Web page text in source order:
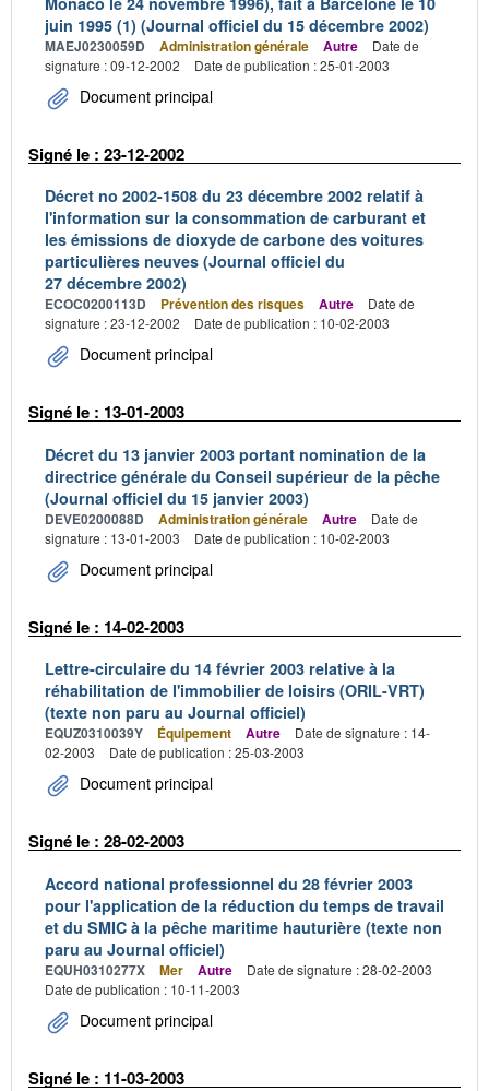
juin 1995 (1) (Journal officiel du 15 décembre 2002)
MAEJ0230059D Administration générale Autre
Date de
signature : 09-12-2002
Date de publication : 25-01-2003
Document principal
Signé le : 23-12-2002
Décret no 2002-1508 du 23 décembre 2002 relatif à
l'information sur la consommation de carburant et
les émissions de dioxyde de carbone des voitures
particulières neuves (Journal officiel du
27 décembre 2002)
ECOC0200113D Prévention des risques Autre
Date de
signature : 23-12-2002
Date de publication : 10-02-2003
Document principal
Signé le : 13-01-2003
Décret du 13 janvier 2003 portant nomination de la
directrice générale du Conseil supérieur de la pêche
(Journal officiel du 15 janvier 2003)
DEVE0200088D Administration générale Autre
Date de
signature : 13-01-2003
Date de publication : 10-02-2003
Document principal
Signé le : 14-02-2003
Lettre-circulaire du 14 février 2003 relative à la
réhabilitation de l'immobilier de loisirs (ORIL-VRT)
(texte non paru au Journal officiel)
EQUZ0310039Y Équipement Autre
Date de signature : 14-
02-2003
Date de publication : 25-03-2003
Document principal
Signé le : 28-02-2003
Accord national professionnel du 28 février 2003
pour l'application de la réduction du temps de travail
et du SMIC à la pêche maritime hauturière (texte non
paru au Journal officiel)
EQUH0310277X Mer Autre
Date de signature : 28-02-2003
Date de publication : 10-11-2003
Document principal
Signé le : 11-03-2003